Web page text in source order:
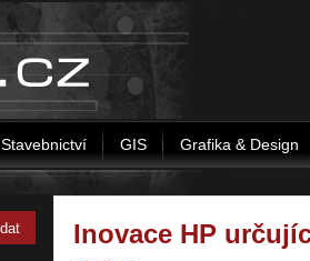
Stavebnictví GIS Grafika & Design
Inovace HP